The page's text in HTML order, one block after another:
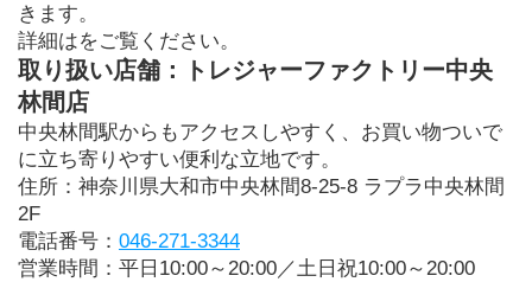
きます。
詳細はをご覧ください。
取り扱い店舗：トレジャーファクトリー中央
林間店
中央林間駅からもアクセスしやすく、お買い物ついで
に立ち寄りやすい便利な立地です。
住所：神奈川県大和市中央林間8-25-8 ラプラ中央林間
2F
電話番号： 046-271-3344
営業時間：平日10:00～20:00／土日祝10:00～20:00